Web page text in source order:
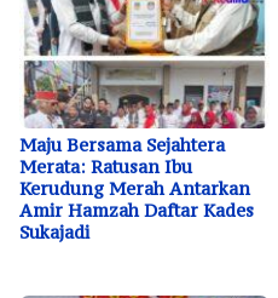
Maju Bersama Sejahtera
Merata: Ratusan Ibu
Kerudung Merah Antarkan
Amir Hamzah Daftar Kades
Sukajadi